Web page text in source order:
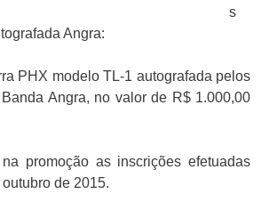
s
Angra:
PHX modelo TL-1 autografada pelos
Angra, no valor de R$ 1.000,00
promoção as inscrições efetuadas
de 2015.